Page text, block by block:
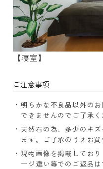
【寝室】
ご注意事項
明らかな不良品以外の
できませんのでご了承く
天然石の為、多少のキ
ます。ご了承のうえお買
現物画像を掲載してお
ージ違い等でのご返品は